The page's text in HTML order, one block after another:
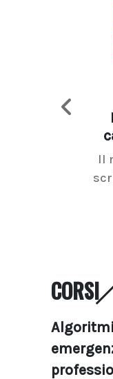
Il
CORSI